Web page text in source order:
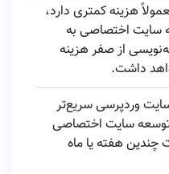
هزینه کمتری دارد،
سایت اختصاصی به
از صفر هزینه
داشت.
سایت وردپرسی سریع‌تر
سایت اختصاصی
هفته یا ماه